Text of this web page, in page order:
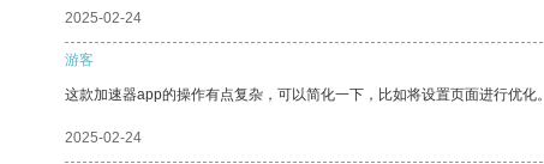
2025-02-24
游客
这款加速器app的操作有点复杂，可以简化一下，比如将设置页面进行优化。
2025-02-24